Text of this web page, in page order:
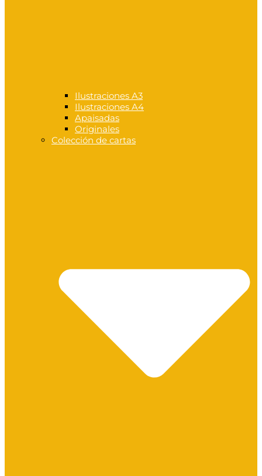
Ilustraciones A3
Ilustraciones A4
Apaisadas
Originales
Colección de cartas